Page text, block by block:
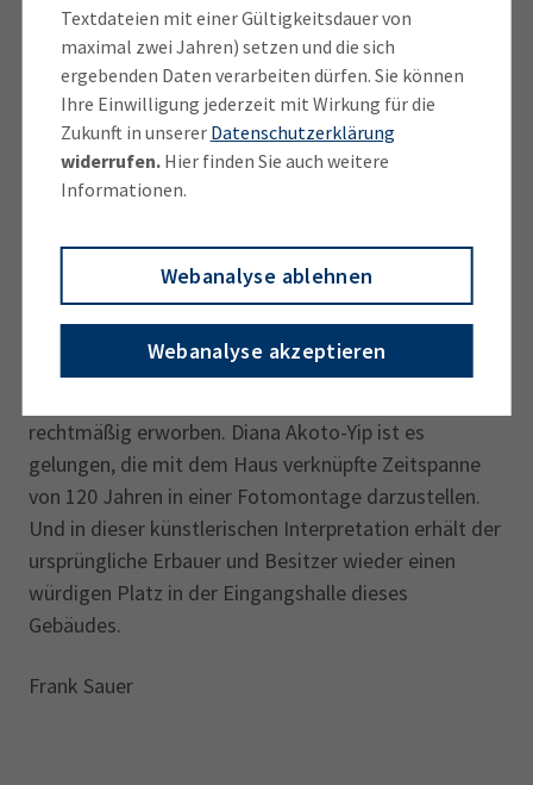
Textdateien mit einer Gültigkeitsdauer von
maximal zwei Jahren) setzen und die sich
ergebenden Daten verarbeiten dürfen. Sie können
Ihre Einwilligung jederzeit mit Wirkung für die
Zukunft in unserer Datenschutzerklärung
widerrufen.Hier finden Sie auch weitere
Informationen.
Webanalyse ablehnen
Webanalyse akzeptieren
angewandten Aspekt in der Kunst. Das nachfolgende
Studium an der Kunstakademie in München schärfte
und erweiterte ihre kreative Arbeit. Das Ergebnis sind
grossformatige Bilder, in denen sie eigene
Fotografien von Industrie- und Brachlandschaften
des Ruhrgebiets mit zarter Malerei überarbeitet. Sie
Transformation. In ihrem dreiteiligen Werk für die
IHK beleuchtet die Künstlerin die Historie des
bekannte jüdische Antiquitätenhändler Siegfried Drey
rechtmäßig erworben. Diana Akoto-Yip ist es
gelungen, die mit dem Haus verknüpfte Zeitspanne
von 120 Jahren in einer Fotomontage darzustellen.
Und in dieser künstlerischen Interpretation erhält der
ursprüngliche Erbauer und Besitzer wieder einen
würdigen Platz in der Eingangshalle dieses
Gebäudes.
Frank Sauer